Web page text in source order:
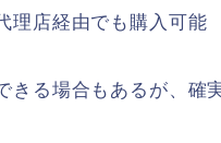
理店経由でも購入可能
きる場合もあるが、確